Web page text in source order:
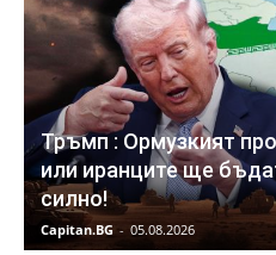
Тръмп : Ормузкият
или иранците ще
силно!
Capitan.BG - 05.08.2026